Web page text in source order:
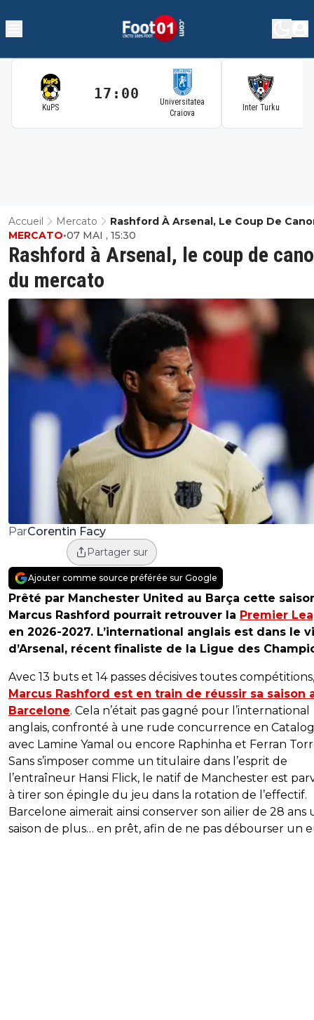
KuPS
17:00
Universitatea
Craiova
Inter Turku
Accueil Mercato
Rashford À Arsenal, Le Coup De
Mercato
Rashford à Arsenal, le coup de
du mercato
MERCATO•07 MAI , 15:30
ParCorentin Facy
Partager sur
Ajouter comme source préférée sur Google
Prêté par Manchester United au Barça cette
Marcus Rashford pourrait retrouver la Premier
en 2026-2027. L’international anglais est dans le
d’Arsenal, récent finaliste de la Ligue des
Avec 13 buts et 14 passes décisives toutes compétitions,
Marcus Rashford est en train de réussir sa saison
Barcelone. Cela n’était pas gagné pour l’international
anglais, confronté à une rude concurrence en
avec Lamine Yamal ou encore Raphinha et Ferran
Sans s’imposer comme un titulaire dans l’esprit de
l’entraîneur Hansi Flick, le natif de Manchester est
à tirer son épingle du jeu dans la rotation de l’effectif.
Barcelone aimerait ainsi conserver son ailier de 28 ans
saison de plus… en prêt, afin de ne pas débourser un